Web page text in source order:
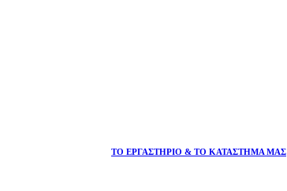
ΤΟ ΕΡΓΑΣΤΗΡΙΟ & ΤΟ ΚΑΤΑΣΤΗΜΑ ΜΑΣ